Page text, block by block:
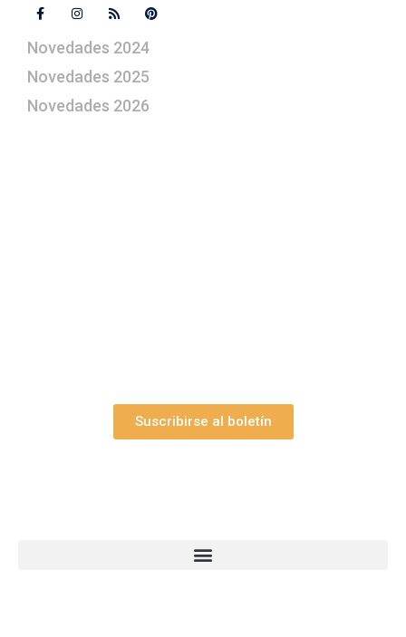
Novedades 2024
Novedades 2025
Novedades 2026
Suscribirse al boletín